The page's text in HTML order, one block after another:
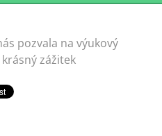
pozvala na výukový
zážitek